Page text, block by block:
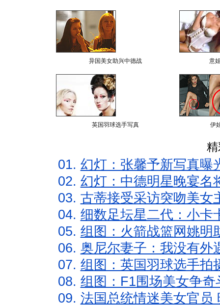
异国美女助兴中德战 意
英国羽球选手写真 伊
01. 幻灯：张馨予新写真曝
02. 幻灯：中德明星晚宴名
03. 古蒂接受采访突吻美女
04. 细数足坛星二代：小卡
05. 组图：火箭战篮网姚明
06. 奥尼尔妻子：我没有外
07. 组图：英国羽球选手拍
08. 组图：F1围场美女争
09. 法国总统情迷美女官员